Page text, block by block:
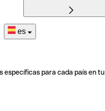
es
específicas para cada país en tu